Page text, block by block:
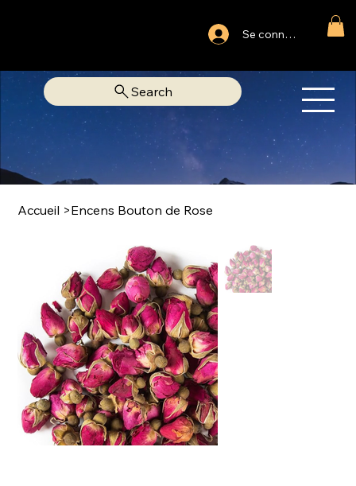
Se connecter
Accueil >Encens Bouton de Rose
LIBRAIRIE SPIRITUELLESearch